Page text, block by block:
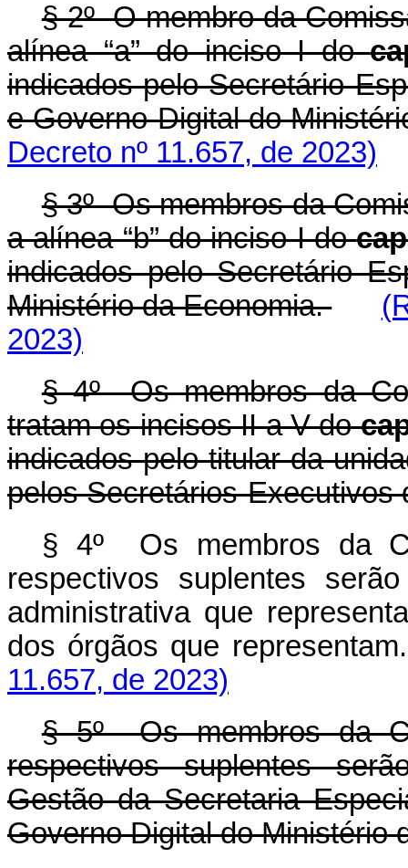
§ 2º O membro da
alínea “a” do inciso I do
indicados pelo Secretário
e Governo Digital do
Decreto nº 11.657, de 2023)
§ 3º Os membros da
a alínea “b” do inciso I do
indicados pelo Secretário
Ministério da Economia.
2023)
§ 4º Os membros da
tratam os incisos II a V do
indicados pelo titular da
pelos Secretários-Executivos
§ 4º Os membros da
respectivos suplentes
administrativa que
dos órgãos que
11.657, de 2023)
§ 5º Os membros da
respectivos suplentes
Gestão da Secretaria
Governo Digital do Ministério